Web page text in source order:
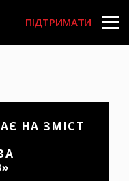
User
account
ПІДТРИМАТИ
НА ЗМІСТ